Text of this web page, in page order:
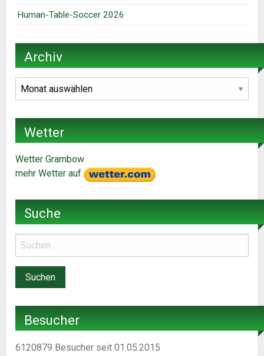
Human-Table-Soccer 2026
Archiv
Archiv
Wetter
Wetter Grambow
mehr Wetter auf
Suche
Besucher
6120879 Besucher seit 01.05.2015